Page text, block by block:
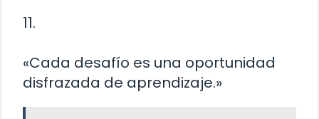
11.
«Cada desafío es una oportunidad
disfrazada de aprendizaje.»